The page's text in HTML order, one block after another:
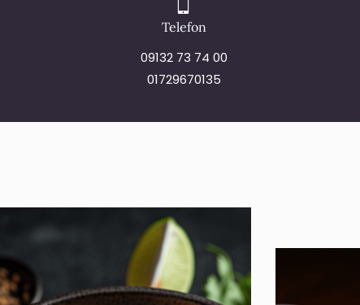
Telefon
09132 73 74 00
01729670135